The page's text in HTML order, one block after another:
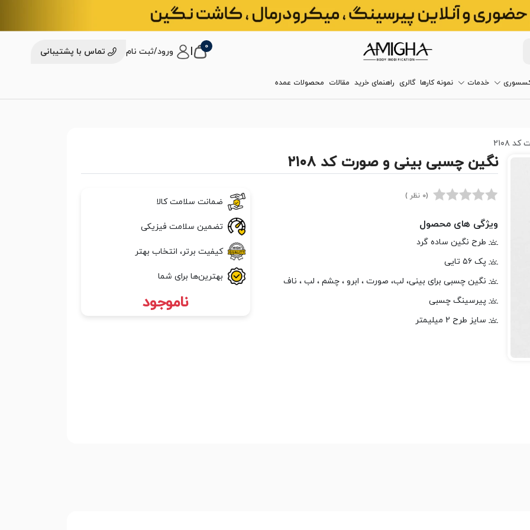
0 ورود/ثبت نام تماس با پشتیبانی
خدمات نمونه کارها گالری راهنمای خرید مقالات محصولات عمده
نگین چسبی بینی و صورت کد ۲۱۰۸
(0 نظر )
ویژگی های محصول
طرح نگین ساده گرد
پک ۵۶ تایی
نگین چسبی برای بینی، لب، صورت ، ابرو ، چشم ، لب ، ناف
پیرسینگ چسبی
سایز طرح 2 میلیمتر
ضمانت سلامت کالا
تضمین سلامت فیزیکی
کیفیت برتر، انتخاب بهتر
بهترین‌ها برای شما
ناموجود